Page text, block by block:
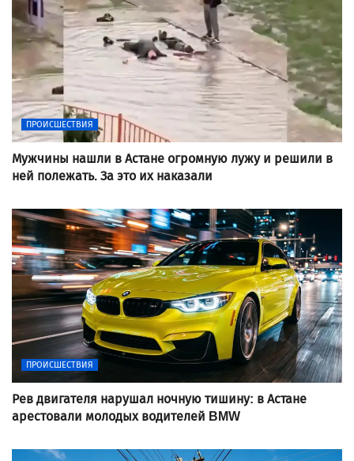
ПРОИСШЕСТВИЯ
Мужчины нашли в Астане огромную лужу и решили в
ней полежать. За это их наказали
ПРОИСШЕСТВИЯ
Рев двигателя нарушал ночную тишину: в Астане
арестовали молодых водителей BMW